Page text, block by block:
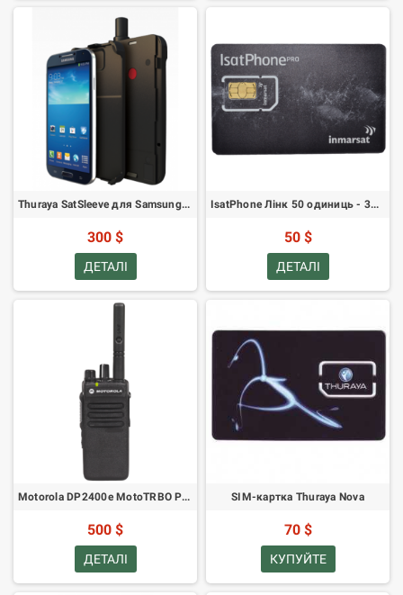
Thuraya SatSleeve для Samsung Galaxy S4
300 $
ДЕТАЛІ
IsatPhone Лінк 50 одиниць - 30 днів дії
50 $
ДЕТАЛІ
Motorola DP2400e MotoTRBO Ручна двостороння радіостанція VHF
500 $
ДЕТАЛІ
SIM-картка Thuraya Nova
70 $
КУПУЙТЕ